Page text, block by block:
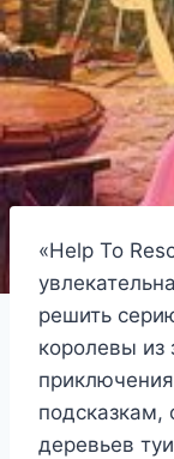
«Help To
решить
королевы из
подсказкам,
деревьев